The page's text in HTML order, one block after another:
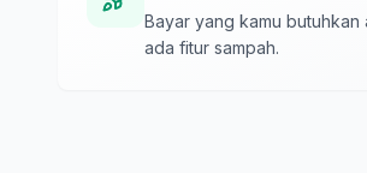
Bayar yang kamu butuhkan
ada fitur sampah.